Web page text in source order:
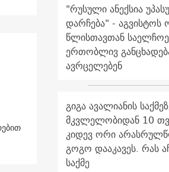
"რუსული ანექსია
დარჩება" - აგვისტოს
წლისთავთან
ერთობლივ
ავრცელებენ
გიგა ავალიანის
მკვლელობიდან 10
კიდევ ორი
გოგო დააკავეს. რას
საქმე